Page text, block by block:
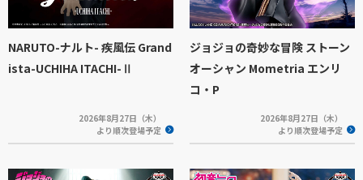
NARUTO-ナルト- 疾風伝 Grand
ista-UCHIHA ITACHI-Ⅱ
2026年8月27日（木）
より順次登場予定
ジョジョの奇妙な冒険 ストーン
オーシャン Mometria エンリ
コ・P
2026年8月27日（木）
より順次登場予定